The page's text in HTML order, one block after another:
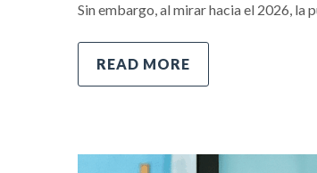
Sin embargo, al mirar hacia el 2026,
READ MORE